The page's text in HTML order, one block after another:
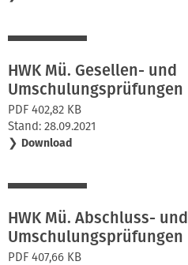
HWK Mü. Gesellen- und
Umschulungsprüfungen
PDF 402,82 KB
Stand: 28.09.2021
❯ Download
HWK Mü. Abschluss- und
Umschulungsprüfungen
PDF 407,66 KB